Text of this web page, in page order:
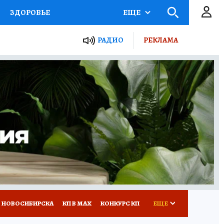
ЗДОРОВЬЕ
Я ЗНАЮ СЕМЬЯ
СЕРИАЛЫ
ВСЕ О КП РАДИО КП
ЕЩЕ
РАДИО РЕКЛАМА
КП В МАХ КОНКУРС КП ЕЩЕ